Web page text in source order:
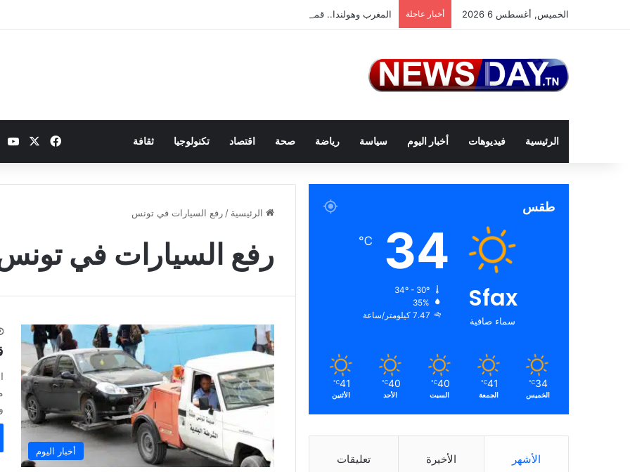
الخميس, أغسطس 6 2026 أخبار عاجلة المغرب وهولندا.. قمة نارية بطموح التأهل إلى ثمن النهائي
الرئيسية فيديوهات أخبار اليوم سياسة رياضة صحة اقتصاد تكنولوجيا ثقافة فيسبوك
الرئيسية / رفع السيارات في تونس
رفع السيارات في
أخبار اليوم
طقس
Sfax
سماء صافية
34
℃
35%
7.47 كيلومتر/ساعة
34
℃
الخميس
41
℃
الجمعة
40
℃
السبت
40
℃
الأحد
41
℃
الأثنين
الأشهر الأخيرة تعليقات